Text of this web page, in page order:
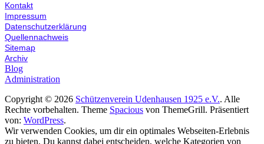
Kontakt
Impressum
Datenschutzerklärung
Quellennachweis
Sitemap
Archiv
Blog
Administration
Copyright © 2026 Schützenverein Udenhausen 1925 e.V.. Alle
Rechte vorbehalten. Theme Spacious von ThemeGrill. Präsentiert
von: WordPress.
Wir verwenden Cookies, um dir ein optimales Webseiten-Erlebnis
zu bieten. Du kannst dabei entscheiden, welche Kategorien von